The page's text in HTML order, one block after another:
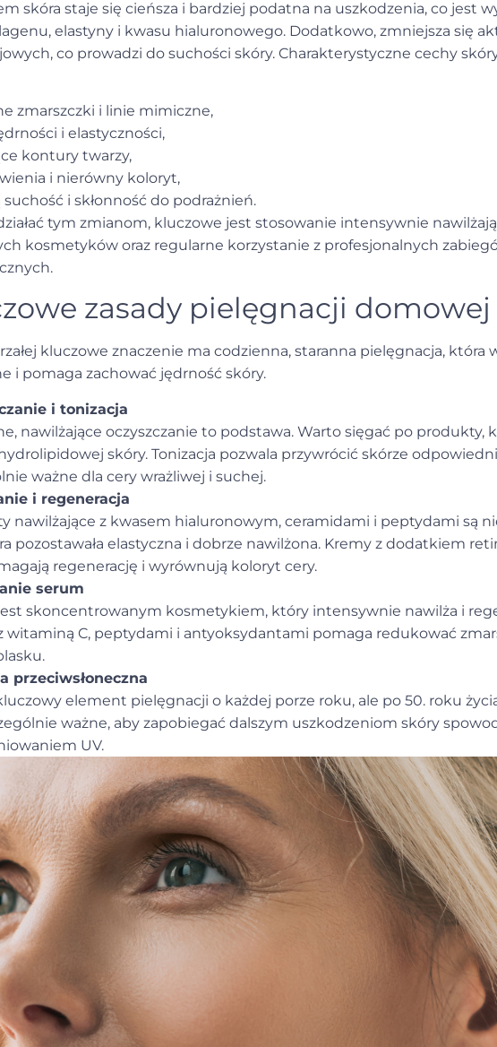
skóra staje się cieńsza i bardziej podatna na uszkodzenia, co jest
elastyny i kwasu hialuronowego. Dodatkowo, zmniejsza się
co prowadzi do suchości skóry. Charakterystyczne cechy
zmarszczki i linie mimiczne,
i elastyczności,
kontury twarzy,
i nierówny koloryt,
suchość i skłonność do podrażnień.
tym zmianom, kluczowe jest stosowanie intensywnie
kosmetyków oraz regularne korzystanie z profesjonalnych
zasady pielęgnacji domowej
kluczowe znaczenie ma codzienna, staranna pielęgnacja, która
i pomaga zachować jędrność skóry.
i tonizacja
nawilżające oczyszczanie to podstawa. Warto sięgać po produkty,
skóry. Tonizacja pozwala przywrócić skórze
ważne dla cery wrażliwej i suchej.
i regeneracja
nawilżające z kwasem hialuronowym, ceramidami i peptydami są
pozostawała elastyczna i dobrze nawilżona. Kremy z dodatkiem
regenerację i wyrównują koloryt cery.
serum
skoncentrowanym kosmetykiem, który intensywnie nawilża i
witaminą C, peptydami i antyoksydantami pomaga redukować
przeciwsłoneczna
element pielęgnacji o każdej porze roku, ale po 50. roku
ważne, aby zapobiegać dalszym uszkodzeniom skóry
UV.